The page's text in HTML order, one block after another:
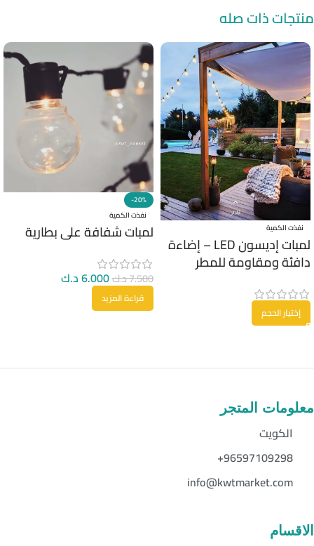
منتجات ذات صله
نفذت الكمية
لمبات إديسون LED – إضاءة
دافئة ومقاومة للمطر
إختيار الحجم
-20%
نفذت الكمية
لمبات شفافة على بطارية
7.500د.ك6.000د.ك
قراءة المزيد
معلومات المتجر
الكويت
96597109298+
info@kwtmarket.com
الاقسام